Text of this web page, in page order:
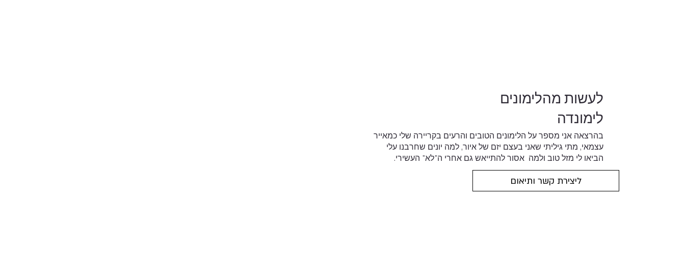
לעשות מהלימונים
לימונדה
בהרצאה אני מספר על הלימונים הטובים והרעים בקריירה שלי כמאייר
עצמאי, מתי גיליתי שאני בעצם יזם של איור, למה יונים שחרבנו עלי
הביאו לי מזל טוב ולמה אסור להתייאש גם אחרי ה"לא" העשירי.
ליצירת קשר ותיאום